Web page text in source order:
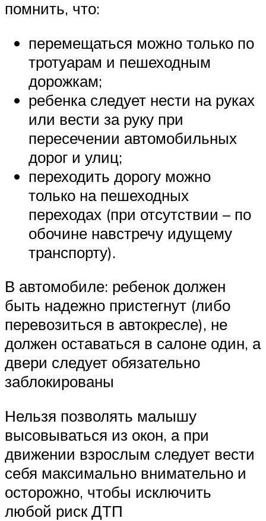
помнить, что:
перемещаться можно только по
тротуарам и пешеходным
дорожкам;
ребенка следует нести на руках
или вести за руку при
пересечении автомобильных
дорог и улиц;
переходить дорогу можно
только на пешеходных
переходах (при отсутствии – по
обочине навстречу идущему
транспорту).
В автомобиле: ребенок должен
быть надежно пристегнут (либо
перевозиться в автокресле), не
должен оставаться в салоне один, а
двери следует обязательно
заблокированы
Нельзя позволять малышу
высовываться из окон, а при
движении взрослым следует вести
себя максимально внимательно и
осторожно, чтобы исключить
любой риск ДТП